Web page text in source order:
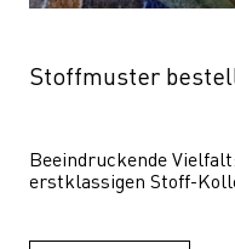
Stoffmuster
Beeindruckende
erstklassigen Stoff-